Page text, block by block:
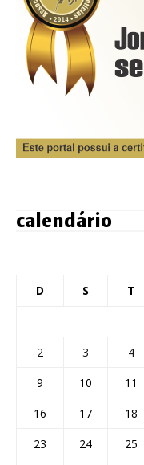
calendário
D S T
2
3 4
9
10 11
16
17 18
23
24 25